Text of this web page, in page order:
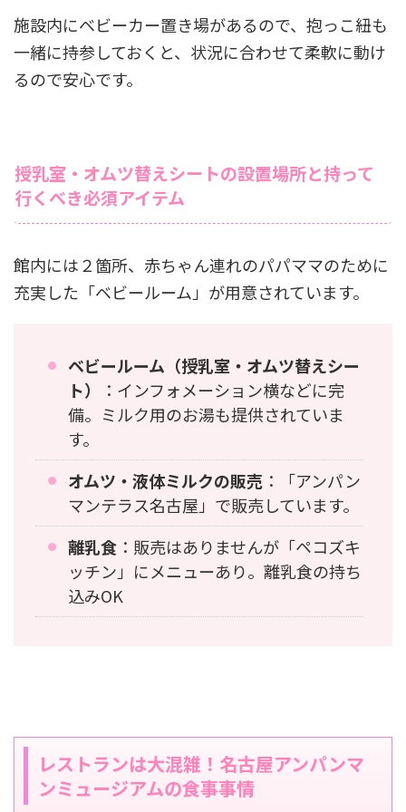
施設内にベビーカー置き場があるので、抱っこ紐も
一緒に持参しておくと、状況に合わせて柔軟に動け
るので安心です。
授乳室・オムツ替えシートの設置場所と持って
行くべき必須アイテム
館内には２箇所、赤ちゃん連れのパパママのために
充実した「ベビールーム」が用意されています。
ベビールーム（授乳室・オムツ替えシー
ト）
：インフォメーション横などに完
備。ミルク用のお湯も提供されていま
す。
オムツ・液体ミルクの販売 ：「アンパン
マンテラス名古屋」で販売しています。
離乳食 ：販売はありませんが「ペコズキ
ッチン」にメニューあり。離乳食の持ち
込みOK
レストランは大混雑！名古屋アンパンマ
ンミュージアムの食事事情